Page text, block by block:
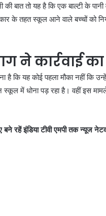
की बात तो यह है कि एक बाल्टी के
के तहत स्कूल आने वाले बच्चों को
ने कार्रवाई
है कि यह कोई पहला मौका नहीं कि
में धोना पड़ रहा है। वहीं इस
रहें इंडिया टीवी एमपी तक न्यूज